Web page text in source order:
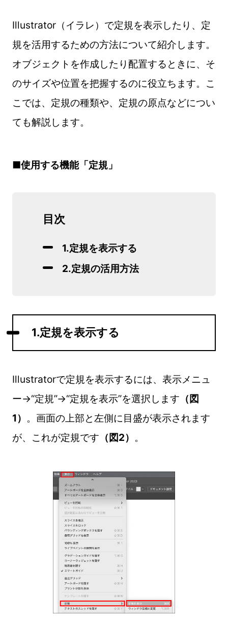
Illustrator（イラレ）で定規を表示したり、定
規を活用するための方法について紹介します。
オブジェクトを作成したり配置するときに、そ
のサイズや位置を把握するのに役立ちます。こ
こでは、定規の種類や、定規の原点などについ
ても解説します。
■使用する機能「定規」
目次
1.定規を表示する
2.定規の活用方法
1.定規を表示する
Illustratorで定規を表示するには、表示メニュ
ー→“定規”→“定規を表示”を選択します （図
1） 。画面の上部と左側に目盛が表示されます
が、これが定規です （図2） 。